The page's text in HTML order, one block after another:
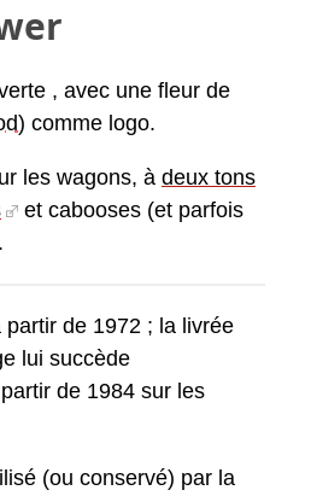
, avec une fleur de
) comme logo.
les wagons, à deux tons
et cabooses (et parfois
de 1972 ; la livrée
lui succède
de 1984 sur les
(ou conservé) par la